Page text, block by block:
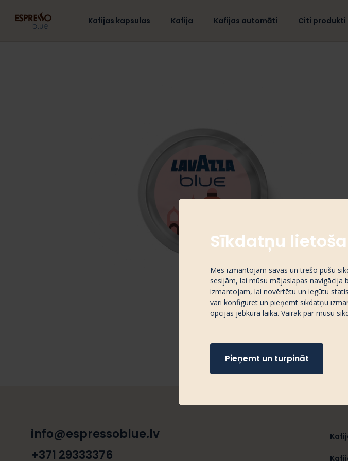
Kafijas kapsulas Kafija Kafijas automāti Citi produkti
info@espressoblue.lv
+371 29333376
Sīkdatņu
Mēs izmantojam savas un trešo pušu
sesijām, lai mūsu mājaslapas
izmantojam, lai novērtētu un iegūtu
vari konfigurēt un pieņemt sīkdatņu
opcijas jebkurā laikā. Vairāk par mūsu
Pieņemt un turpināt